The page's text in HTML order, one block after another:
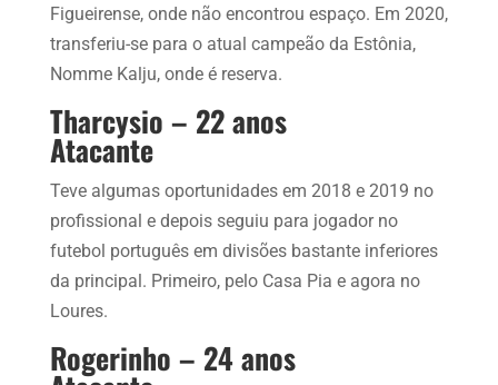
Figueirense, onde não encontrou espaço. Em 2020,
transferiu-se para o atual campeão da Estônia,
Nomme Kalju, onde é reserva.
Tharcysio – 22 anos
Atacante
Teve algumas oportunidades em 2018 e 2019 no
profissional e depois seguiu para jogador no
futebol português em divisões bastante inferiores
da principal. Primeiro, pelo Casa Pia e agora no
Loures.
Rogerinho – 24 anos